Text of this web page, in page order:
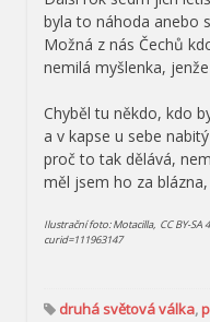
byla to náhoda anebo
Možná z nás Čechů
nemilá myšlenka,
Chyběl tu někdo, kdo
a v kapse u sebe
proč to tak dělává,
měl jsem ho za
Ilustrační foto: Motacilla, CC BY-
curid=111963147
druhá světová válka,